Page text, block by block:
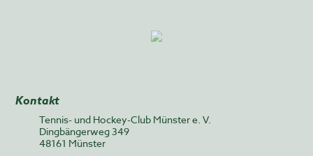
Kontakt
Tennis- und Hockey-Club Münster e. V.
Dingbängerweg 349
48161 Münster